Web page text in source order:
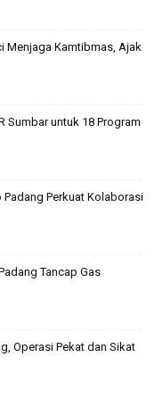
Menjaga Kamtibmas, Ajak
Sumbar untuk 18 Program
Padang Perkuat Kolaborasi
Tancap Gas
Operasi Pekat dan Sikat